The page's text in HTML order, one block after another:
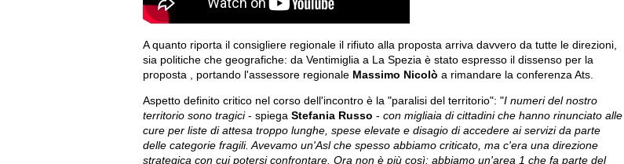
A quanto riporta il consigliere regionale il rifiuto alla proposta arriva davvero da tutte le direzioni,
sia politiche che geografiche: da Ventimiglia a La Spezia è stato espresso il dissenso per la
proposta , portando l'assessore regionale Massimo Nicolò a rimandare la conferenza Ats.
Aspetto definito critico nel corso dell'incontro è la "paralisi del territorio": "I numeri del nostro
territorio sono tragici - spiega Stefania Russo - con migliaia di cittadini che hanno rinunciato alle
cure per liste di attesa troppo lunghe, spese elevate e disagio di accedere ai servizi da parte
delle categorie fragili. Avevamo un'Asl che spesso abbiamo criticato, ma c'era una direzione
strategica con cui potersi confrontare. Ora non è più così: abbiamo un'area 1 che fa parte del